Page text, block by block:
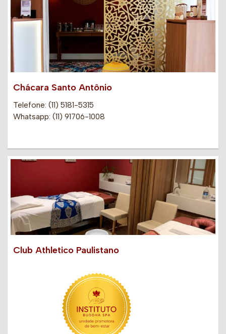
Chácara Santo Antônio
Telefone: (11) 5181-5315
Whatsapp: (11) 91706-1008
Club Athletico Paulistano